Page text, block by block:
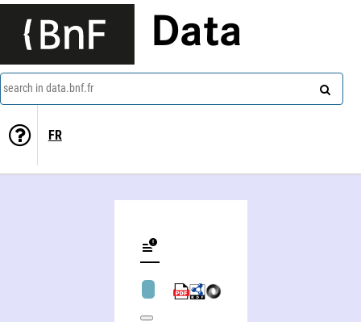
Data
search in data.bnf.fr
FR